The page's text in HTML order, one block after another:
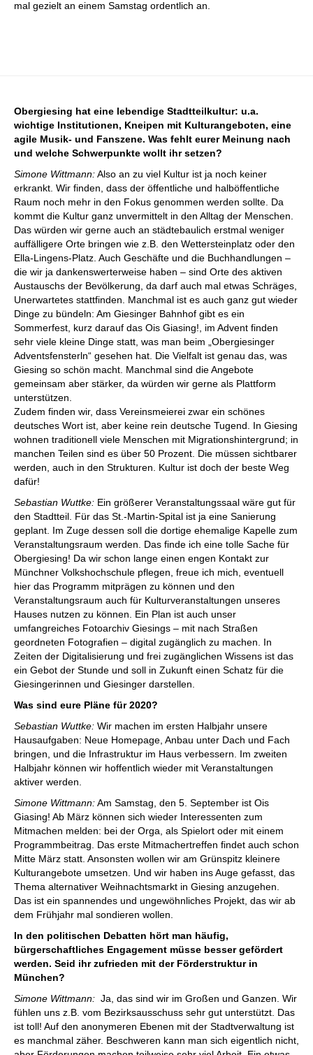
mal gezielt an einem Samstag ordentlich an.
Obergiesing hat eine lebendige Stadtteilkultur: u.a.
wichtige Institutionen, Kneipen mit Kulturangeboten, eine
agile Musik- und Fanszene. Was fehlt eurer Meinung nach
und welche Schwerpunkte wollt ihr setzen?
Simone Wittmann:Also an zu viel Kultur ist ja noch keiner
erkrankt. Wir finden, dass der öffentliche und halb­öffentliche
Raum noch mehr in den Fokus genommen werden sollte. Da
kommt die Kultur ganz unvermittelt in den Alltag der Menschen.
Das würden wir gerne auch an städtebaulich erstmal weniger
auffälligere Orte bringen wie z.B. den Wettersteinplatz oder den
Ella-­Lingens-Platz. Auch Geschäfte und die Buchhandlungen –
die wir ja dankenswerterweise haben – sind Orte des aktiven
Austauschs der Bevölkerung, da darf auch mal etwas Schräges,
Unerwartetes stattfinden. Manchmal ist es auch ganz gut wieder
Dinge zu bündeln: Am ­Giesinger Bahnhof gibt es ein
Sommerfest, kurz darauf das Ois ­Giasing!, im Advent finden
sehr viele kleine ­Dinge statt, was man beim „Obergiesinger
Adventsfensterln“ gesehen hat. Die Vielfalt ist genau das, was
Giesing so schön macht. Manchmal sind die Angebote
gemeinsam aber stärker, da würden wir gerne als Plattform
unterstützen.
Zudem finden wir, dass Vereinsmeierei zwar ein schönes
deutsches Wort ist, aber keine rein deutsche ­Tugend. In Giesing
wohnen traditionell viele Menschen mit Migrationshintergrund; in
manchen Teilen sind es über 50 Prozent. Die müssen sichtbarer
werden, auch in den Strukturen. Kultur ist doch der beste Weg
dafür!
Sebastian Wuttke: Ein größerer Veranstaltungssaal wäre gut für
den Stadtteil. Für das St.-Martin-Spital ist ja eine Sanierung
geplant. Im Zuge dessen soll die dortige ehemalige Kapelle zum
Veranstaltungsraum werden. Das finde ich eine tolle Sache für
Obergiesing! Da wir schon lange einen engen Kontakt zur
Münchner Volkshochschule pflegen, freue ich mich, eventuell
hier das Programm mitprägen zu können und den
Veranstaltungsraum auch für Kulturveranstaltungen unseres
Hauses nutzen zu können. Ein Plan ist auch unser
umfangreiches Fotoarchiv Giesings – mit nach Straßen
geordneten Fotografien – digital zugänglich zu machen. In
Zeiten der Digitalisierung und frei zugänglichen Wissens ist das
ein Gebot der Stunde und soll in Zukunft einen Schatz für die
Giesingerinnen und Giesinger darstellen.
Was sind eure Pläne für 2020?
Sebastian Wuttke: Wir machen im ersten Halbjahr unsere
Hausaufgaben: Neue Homepage, Anbau unter Dach und Fach
bringen, und die Infrastruktur im Haus verbessern. Im zweiten
Halbjahr können wir hoffentlich wieder mit Veranstaltungen
aktiver werden.
Simone Wittmann:Am Samstag, den 5. September ist Ois
Giasing! Ab März können sich wieder Interessenten zum
Mitmachen melden: bei der Orga, als Spielort oder mit einem
Programmbeitrag. Das erste Mitmachertreffen findet auch schon
Mitte März statt. Ansonsten wollen wir am Grünspitz kleinere
Kulturangebote umsetzen. Und wir haben ins Auge gefasst, das
Thema alternativer Weihnachtsmarkt in Giesing anzugehen.
Das ist ein spannendes und ungewöhnliches Projekt, das wir ab
dem Frühjahr mal sondieren wollen.
In den politischen Debatten hört man häufig,
bürgerschaftliches Engagement müsse besser gefördert
werden. Seid ihr zufrieden mit der Förderstruktur in
München?
Simone Wittmann: Ja, das sind wir im Großen und Ganzen. Wir
fühlen uns z.B. vom Bezirksausschuss sehr gut unterstützt. Das
ist toll! Auf den ­anonymeren ­Ebenen mit der Stadtverwaltung ist
es manchmal ­zäher. Beschweren kann man sich eigentlich nicht,